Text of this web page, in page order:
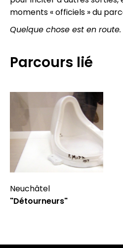
moments « officiels » du
Quelque chose est en route.
Parcours lié
Neuchâtel
"Détourneurs"